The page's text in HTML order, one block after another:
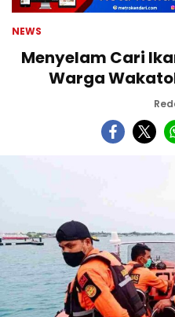
NEWS
Menyelam Cari
Warga